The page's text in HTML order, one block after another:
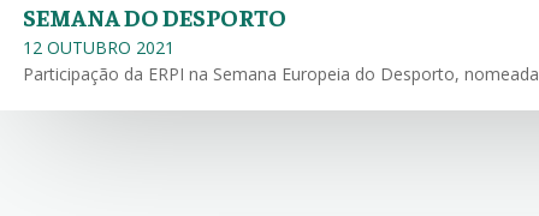
SEMANA DO DESPORTO
12 OUTUBRO 2021
Participação da ERPI na Semana Europeia do Desporto,